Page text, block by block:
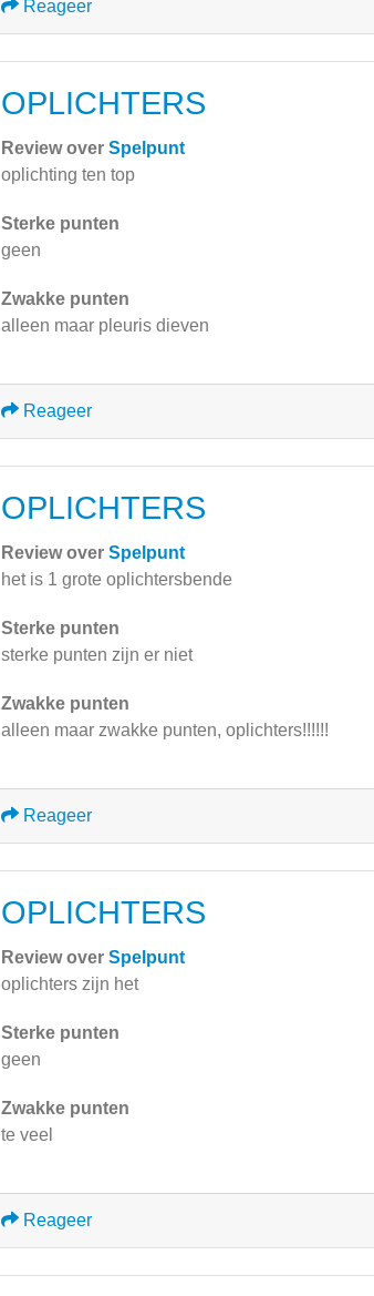
Reageer
OPLICHTERS
Review over Spelpunt
oplichting ten top
Sterke punten
geen
Zwakke punten
alleen maar pleuris dieven
Reageer
OPLICHTERS
Review over Spelpunt
het is 1 grote oplichtersbende
Sterke punten
sterke punten zijn er niet
Zwakke punten
alleen maar zwakke punten, oplichters!!!!!!
Reageer
OPLICHTERS
Review over Spelpunt
oplichters zijn het
Sterke punten
geen
Zwakke punten
te veel
Reageer